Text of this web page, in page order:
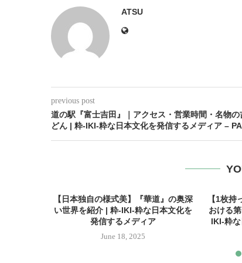
ATSU
previous post
道の駅『富士吉田』｜アクセス・営業時間・名物の
どん | 粋-IKI-粋な日本文化を発信するメディア –
【日本独自の様式美】『華道』の奥深
い世界を紹介 | 粋-IKI-粋な日本文化を
発信するメディア
June 18, 2025
【1枚
おける
IKI-粋